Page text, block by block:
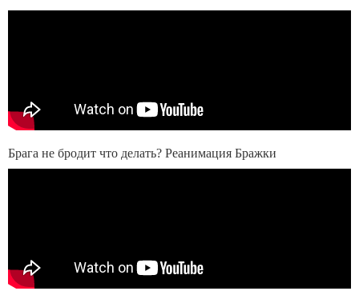
Брага не бродит что делать? Реанимация Бражки